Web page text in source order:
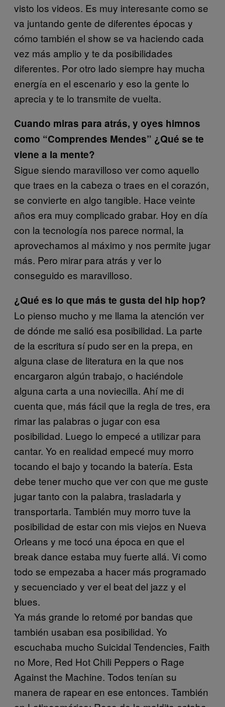
visto los videos. Es muy interesante como se
va juntando gente de diferentes épocas y
cómo también el show se va haciendo cada
vez más amplio y te da posibilidades
diferentes. Por otro lado siempre hay mucha
energía en el escenario y eso la gente lo
aprecia y te lo transmite de vuelta.
Cuando miras para atrás, y oyes himnos
como “Comprendes Mendes” ¿Qué se te
viene a la mente?
Sigue siendo maravilloso ver como aquello
que traes en la cabeza o traes en el corazón,
se convierte en algo tangible. Hace veinte
años era muy complicado grabar. Hoy en día
con la tecnología nos parece normal, la
aprovechamos al máximo y nos permite jugar
más. Pero mirar para atrás y ver lo
conseguido es maravilloso.
¿Qué es lo que más te gusta del hip hop?
Lo pienso mucho y me llama la atención ver
de dónde me salió esa posibilidad. La parte
de la escritura sí pudo ser en la prepa, en
alguna clase de literatura en la que nos
encargaron algún trabajo, o haciéndole
alguna carta a una noviecilla. Ahí me di
cuenta que, más fácil que la regla de tres, era
rimar las palabras o jugar con esa
posibilidad. Luego lo empecé a utilizar para
cantar. Yo en realidad empecé muy morro
tocando el bajo y tocando la batería. Esta
debe tener mucho que ver con que me guste
jugar tanto con la palabra, trasladarla y
transportarla. También muy morro tuve la
posibilidad de estar con mis viejos en Nueva
Orleans y me tocó una época en que el
break dance estaba muy fuerte allá. Vi como
todo se empezaba a hacer más programado
y secuenciado y ver el beat del jazz y el
blues.
Ya más grande lo retomé por bandas que
también usaban esa posibilidad. Yo
escuchaba mucho Suicidal Tendencies, Faith
no More, Red Hot Chili Peppers o Rage
Against the Machine. Todos tenían su
manera de rapear en ese entonces. También